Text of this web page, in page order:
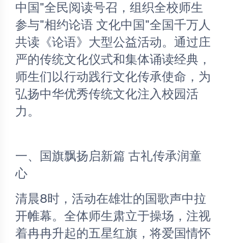
中国"全民阅读号召，组织全校师生
参与"相约论语 文化中国"全国千万人
共读《论语》大型公益活动。通过庄
严的传统文化仪式和集体诵读经典，
师生们以行动践行文化传承使命，为
弘扬中华优秀传统文化注入校园活
力。
一、国旗飘扬启新篇 古礼传承润童
心
清晨8时，活动在雄壮的国歌声中拉
开帷幕。全体师生肃立于操场，注视
着冉冉升起的五星红旗，将爱国情怀